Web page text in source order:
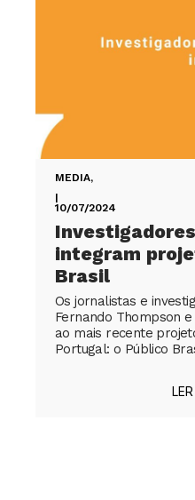
MEDIA,
|
10/07/2024
Investigadores
integram
Brasil
Os jornalistas e
Fernando Thompson
ao mais recente
Portugal: o Público